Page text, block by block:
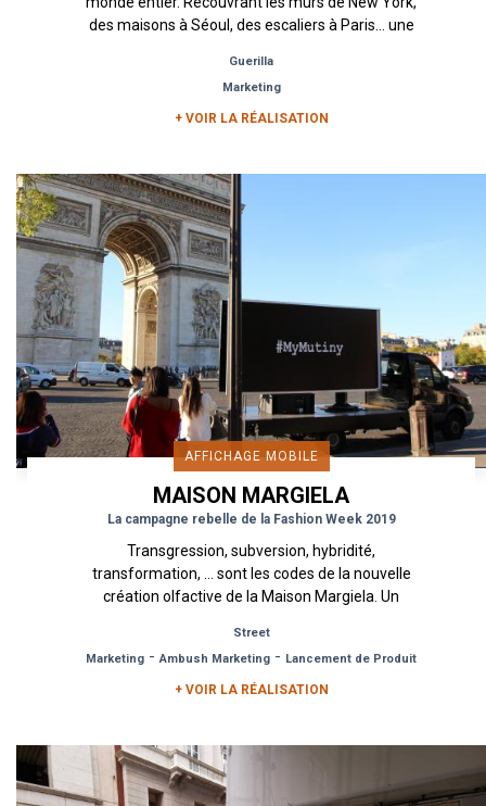
des maisons à Séoul, des escaliers à Paris… une
Guerilla
Marketing
+ VOIR LA RÉALISATION
AFFICHAGE MOBILE
MAISON MARGIELA
La campagne rebelle de la Fashion Week 2019
Transgression, subversion, hybridité,
transformation, … sont les codes de la nouvelle
création olfactive de la Maison Margiela. Un
Street
Marketing -Ambush Marketing - Lancement de Produit
+ VOIR LA RÉALISATION